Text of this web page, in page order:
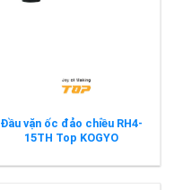
Đầu vặn ốc đảo chiều RH4-
15TH Top KOGYO